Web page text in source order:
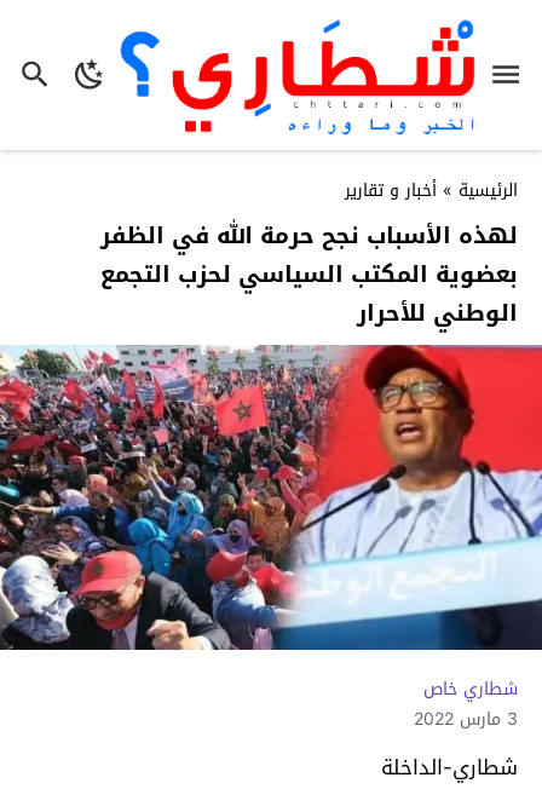
الرئيسية » أخبار و تقارير
لهذه الأسباب نجح حرمة الله في الظفر
بعضوية المكتب السياسي لحزب التجمع
الوطني للأحرار
شطاري خاص
3 مارس 2022
شطاري-الداخلة